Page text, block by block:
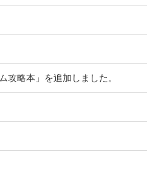
略本」を追加しました。